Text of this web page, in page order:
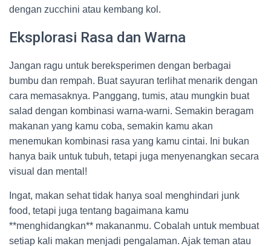
dengan zucchini atau kembang kol.
Eksplorasi Rasa dan Warna
Jangan ragu untuk bereksperimen dengan berbagai
bumbu dan rempah. Buat sayuran terlihat menarik dengan
cara memasaknya. Panggang, tumis, atau mungkin buat
salad dengan kombinasi warna-warni. Semakin beragam
makanan yang kamu coba, semakin kamu akan
menemukan kombinasi rasa yang kamu cintai. Ini bukan
hanya baik untuk tubuh, tetapi juga menyenangkan secara
visual dan mental!
Ingat, makan sehat tidak hanya soal menghindari junk
food, tetapi juga tentang bagaimana kamu
**menghidangkan** makananmu. Cobalah untuk membuat
setiap kali makan menjadi pengalaman. Ajak teman atau